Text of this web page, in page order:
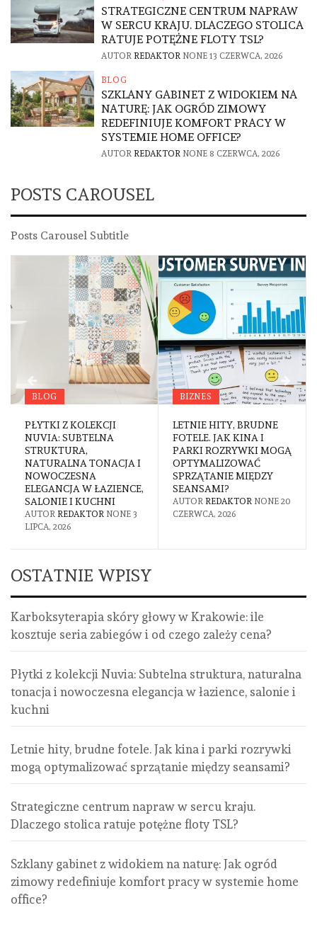
STRATEGICZNE CENTRUM NAPRAW
W SERCU KRAJU. DLACZEGO STOLICA
RATUJE POTĘŻNE FLOTY TSL?
AUTOR REDAKTOR NONE 13 CZERWCA, 2026
BLOG
SZKLANY GABINET Z WIDOKIEM NA
NATURĘ: JAK OGRÓD ZIMOWY
REDEFINIUJE KOMFORT PRACY W
SYSTEMIE HOME OFFICE?
AUTOR REDAKTOR NONE 8 CZERWCA, 2026
POSTS CAROUSEL
Posts Carousel Subtitle
LETNIE HITY, BRUDNE
FOTELE. JAK KINA I
PARKI ROZRYWKI MOGĄ
OPTYMALIZOWAĆ
SPRZĄTANIE MIĘDZY
SEANSAMI?
AUTOR REDAKTOR
CZERWCA, 2026
MOTORYZACJA
STRATEGICZNE
CENTRUM NAPRAW W
SERCU KRAJU.
DLACZEGO STOLICA
RATUJE POTĘŻNE
TSL?
AUTOR REDAKTORNONE
CZERWCA, 2026
OSTATNIE WPISY
Karboksyterapia skóry głowy w Krakowie: ile
kosztuje seria zabiegów i od czego zależy cena?
Płytki z kolekcji Nuvia: Subtelna struktura, naturalna
tonacja i nowoczesna elegancja w łazience, salonie i
kuchni
Letnie hity, brudne fotele. Jak kina i parki rozrywki
mogą optymalizować sprzątanie między seansami?
Strategiczne centrum napraw w sercu kraju.
Dlaczego stolica ratuje potężne floty TSL?
Szklany gabinet z widokiem na naturę: Jak ogród
zimowy redefiniuje komfort pracy w systemie home
office?